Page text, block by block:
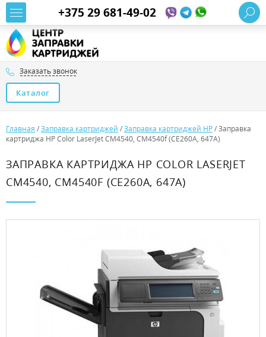
+375 29 681-49-02
Заказать звонок
Каталог
Главная /Заправка картриджей /Заправка картриджей HP/Заправка
картриджа HP Color LaserJet CM4540, CM4540f (CE260A, 647A)
ЗАПРАВКА КАРТРИДЖА HP COLOR LASERJET
CM4540, CM4540F (CE260A, 647A)